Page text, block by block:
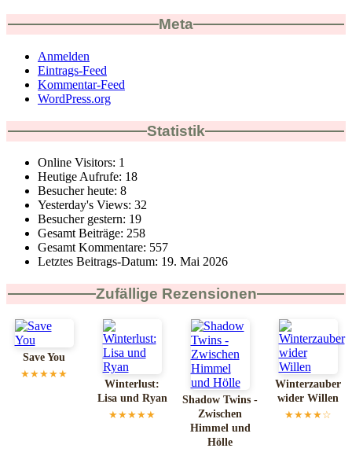
Meta
Anmelden
Eintrags-Feed
Kommentar-Feed
WordPress.org
Statistik
Online Visitors: 1
Heutige Aufrufe: 18
Besucher heute: 8
Yesterday's Views: 32
Besucher gestern: 19
Gesamt Beiträge: 258
Gesamt Kommentare: 557
Letztes Beitrags-Datum: 19. Mai 2026
Zufällige Rezensionen
Save You
★★★★★
Winterlust:
Lisa und Ryan
★★★★★
Shadow Twins -
Zwischen
Himmel und
Hölle
Winterzauber
wider Willen
★★★★☆